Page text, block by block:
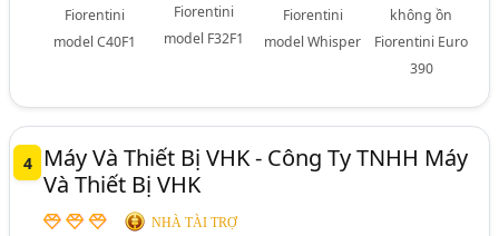
Fiorentini
model C40F1
Fiorentini
model F32F1
Fiorentini
model Whisper
không ồn
Fiorentini Euro
390
4
Máy Và Thiết Bị VHK - Công Ty TNHH Máy
Và Thiết Bị VHK
NHÀ TÀI TRỢ